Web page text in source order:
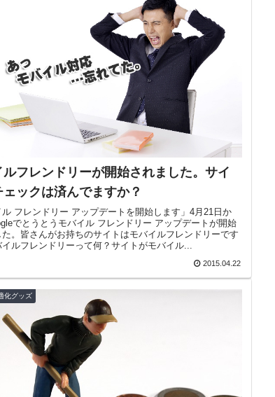
ルフレンドリーが開始されました。サイ
ェックは済んでますか？
ル フレンドリー アップデートを開始します」4月21日か
でとうとうモバイル フレンドリー アップデートが開始
た。皆さんがお持ちのサイトはモバイルフレンドリーです
ルフレンドリーって何？サイトがモバイル...
2015.04.22
化グッズ